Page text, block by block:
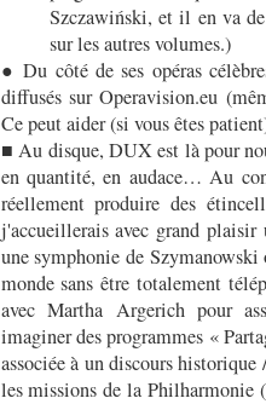
Szczawiński, et il en va
sur les autres volumes.)
● Du côté de ses opéras
diffusés sur Operavision.eu
Ce peut aider (si vous êtes
■ Au disque, DUX est là pour
en quantité, en audace… Au
réellement produire des
j'accueillerais avec grand
une symphonie de
monde sans être totalement
avec Martha Argerich pour
imaginer des programmes «
associée à un discours
les missions de la Philharmonie